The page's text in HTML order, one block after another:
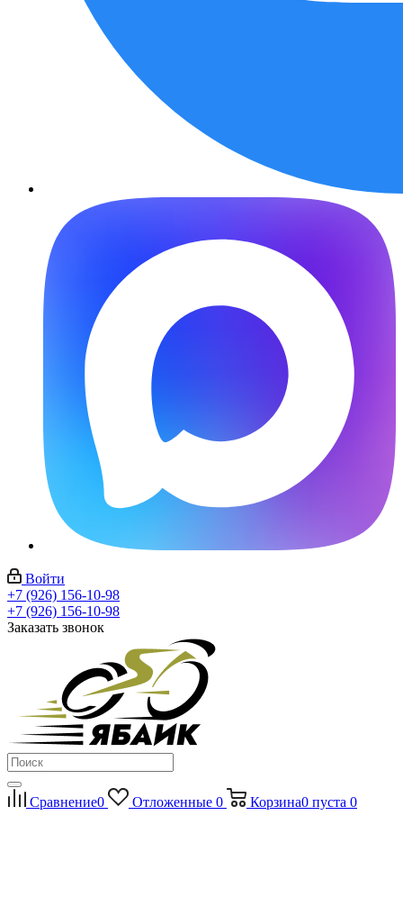
Войти
+7 (926) 156-10-98
+7 (926) 156-10-98
Заказать звонок
Сравнение0 Отложенные 0 Корзина0 пуста 0